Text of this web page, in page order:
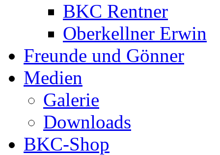
BKC Rentner
Oberkellner Erwin
Freunde und Gönner
Medien
Galerie
Downloads
BKC-Shop